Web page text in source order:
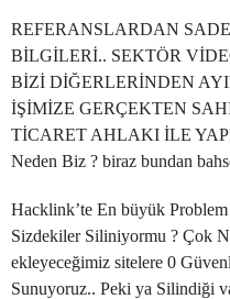
REFERANSLARDAN
BİLGİLERİ.. SEKTÖR
BİZİ DİĞERLERİNDEN
İŞİMİZE GERÇEKTEN
TİCARET AHLAKI İLE
Neden Biz ? biraz bundan
Hacklink’te En büyük
Sizdekiler Siliniyormu ? Çok
ekleyeceğimiz sitelere 0
Sunuyoruz.. Peki ya Silindiği